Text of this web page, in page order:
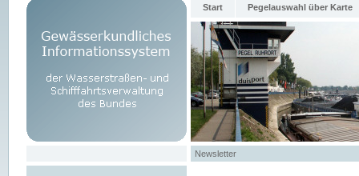
Start Pegelauswahl über Karte
Newsletter